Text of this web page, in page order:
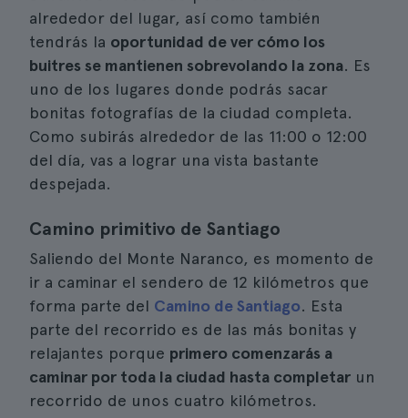
alrededor del lugar, así como también
tendrás la oportunidad de ver cómo los
buitres se mantienen sobrevolando la zona. Es
uno de los lugares donde podrás sacar
bonitas fotografías de la ciudad completa.
Como subirás alrededor de las 11:00 o 12:00
del día, vas a lograr una vista bastante
despejada.
Camino primitivo de Santiago
Saliendo del Monte Naranco, es momento de
ir a caminar el sendero de 12 kilómetros que
forma parte del Camino de Santiago. Esta
parte del recorrido es de las más bonitas y
relajantes porque primero comenzarás a
caminar por toda la ciudad hasta completar un
recorrido de unos cuatro kilómetros.